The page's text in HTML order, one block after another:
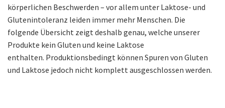
körperlichen Beschwerden – vor allem unter Laktose- und
Glutenintoleranz leiden immer mehr Menschen. Die
folgende Übersicht zeigt deshalb genau, welche unserer
Produkte kein Gluten und keine Laktose
enthalten. Produktionsbedingt können Spuren von Gluten
und Laktose jedoch nicht komplett ausgeschlossen werden.